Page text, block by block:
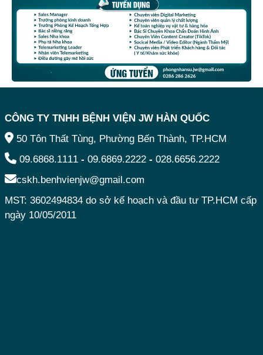
CÔNG TY TNHH BỆNH VIỆN JW HÀN QUỐC
50 Tôn Thất Tùng, Phường Bến Thành, TP.HCM
09.6868.1111 - 09.6869.2222 - 028.6656.2222
cskh.benhvienjw@gmail.com
MST: 3602494834 do sở kế hoạch và đầu tư TP.HCM cấp
ngày 10/05/2011